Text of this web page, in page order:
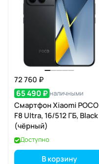
72 760 ₽
65 490 ₽ наличными
Смартфон Xiaomi POCO
F8 Ultra, 16/512 ГБ, Black
(чёрный)
Доступно
В корзину